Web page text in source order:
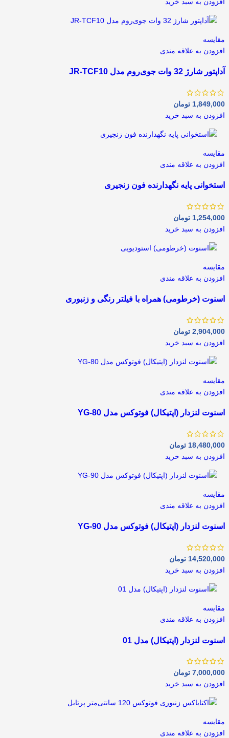
مقايسه
افزودن به علاقه مندی
آداپتور شارژ 32 وات جوی‌روم مدل JR-TCF10
1,849,000 تومان
افزودن به سبد خرید
مقايسه
افزودن به علاقه مندی
استخوانی پایه نگهدارنده فون زنجیری
1,254,000 تومان
افزودن به سبد خرید
مقايسه
افزودن به علاقه مندی
اسنوت (خرطومی) همراه با فیلتر رنگی و زنبوری
2,904,000 تومان
افزودن به سبد خرید
مقايسه
افزودن به علاقه مندی
اسنوت لنزدار (اپتیکال) فوتوکس مدل YG-80
18,480,000 تومان
افزودن به سبد خرید
مقايسه
افزودن به علاقه مندی
اسنوت لنزدار (اپتیکال) فوتوکس مدل YG-90
14,520,000 تومان
افزودن به سبد خرید
مقايسه
افزودن به علاقه مندی
اسنوت لنزدار (اپتیکال) مدل 01
7,000,000 تومان
افزودن به سبد خرید
مقايسه
افزودن به علاقه مندی